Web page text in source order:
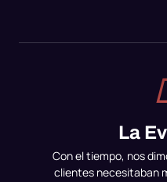
La
Con el tiempo, nos
clientes necesitaban